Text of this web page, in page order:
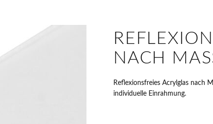
NACH
Reflexionsfreies Acrylglas nach
individuelle Einrahmung.